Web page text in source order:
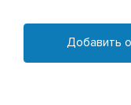
Добавить